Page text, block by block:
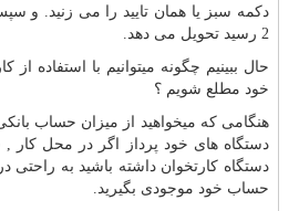
دکمه سبز یا همان تایید را می زنید. و
2 رسید تحویل می دهد.
حال ببینیم چگونه میتوانیم با استفاده
خود مطلع شویم ؟
هنگامی که میخواهید از میزان حساب
دستگاه های خود پرداز اگر در محل
دستگاه کارتخوان داشته باشید به راحتی در
حساب خود موجودی بگیرید.